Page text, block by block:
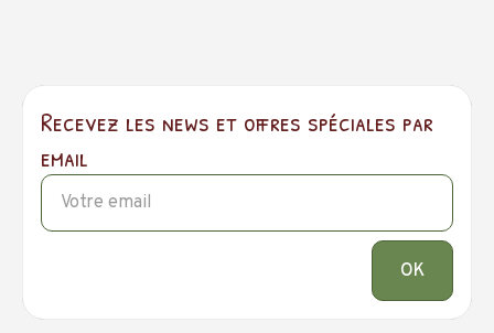
Recevez les news et offres spéciales par
email
OK